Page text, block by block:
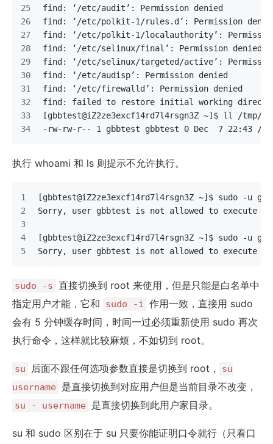
find: ‘/etc/audit’: Permission denied
find: ‘/etc/polkit-1/rules.d’: Permission
find: ‘/etc/polkit-1/localauthority’:
find: ‘/etc/selinux/final’: Permission denied
find: ‘/etc/selinux/targeted/active’:
find: ‘/etc/audisp’: Permission denied
find: ‘/etc/firewalld’: Permission denied
find: failed to restore initial working
[gbbtest@iZ2ze3excf14rd7l4rsgn3Z ~]$ ll /tmp/
-rw-rw-r-- 1 gbbtest gbbtest 0 Dec  7 22:43 /
执行 whoami 和 ls 则提示不允许执行。
[gbbtest@iZ2ze3excf14rd7l4rsgn3Z ~]$ sudo -u gbb
Sorry, user gbbtest is not allowed to execute '/
[gbbtest@iZ2ze3excf14rd7l4rsgn3Z ~]$ sudo -u
Sorry, user gbbtest is not allowed to execute
sudo -s 直接切换到 root 来使用，但是只能是白名单中
指定用户才能，它和
sudo -i 作用一致，直接用 sudo
会有 5 分钟缓存时间，时间一过必须重新使用 sudo 再次
执行命令，这样就比较麻烦，不如切到 root。
su 后面不跟任何选项参数直接是切换到 root，
su
username
是直接切换到对应用户但是当前目录不改变，
su - username 是直接切换到此用户家目录。
su 和 sudo 区别在于 su 只要你能证明口令就行（只看口